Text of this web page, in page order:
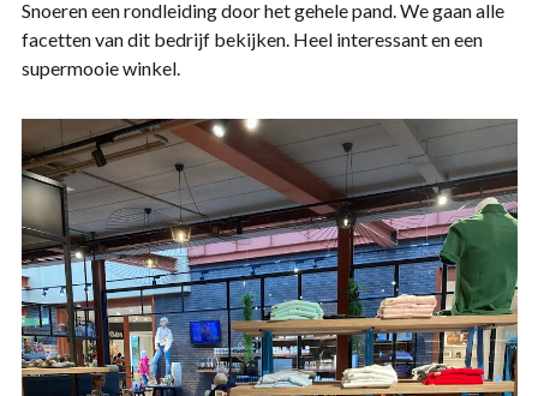
Snoeren een rondleiding door het gehele pand. We gaan alle
facetten van dit bedrijf bekijken. Heel interessant en een
supermooie winkel.